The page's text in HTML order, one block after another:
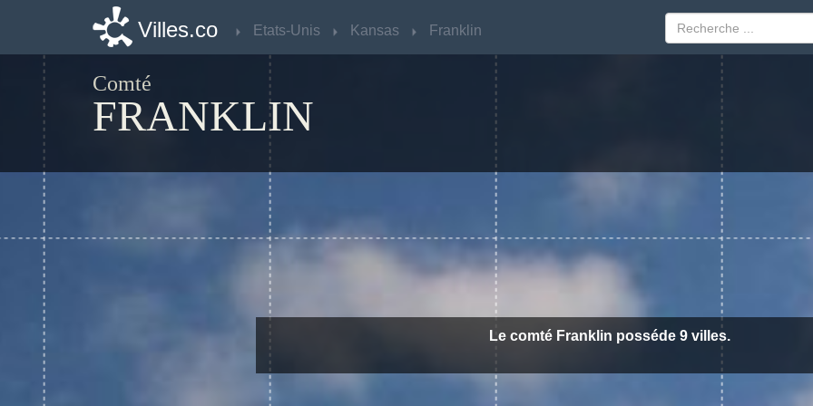
Villes.co Etats-Unis Kansas Franklin
Comté
FRANKLIN
Le comté Franklin posséde 9 villes.
Villes.co Etats-Unis Kansas Franklin